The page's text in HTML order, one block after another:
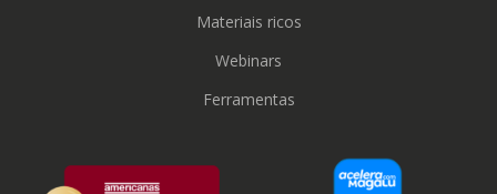
Materiais ricos
Webinars
Ferramentas